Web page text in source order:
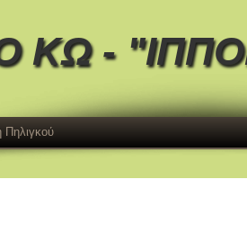
ΚΩ -
Πηλιγκού